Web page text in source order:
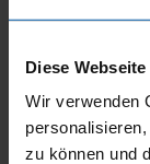
Diese
Wir verwenden
zu können und